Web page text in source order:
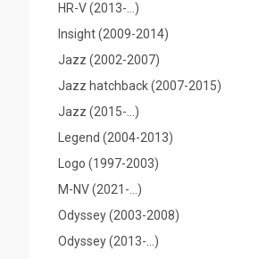
HR-V (2013-...)
Insight (2009-2014)
Jazz (2002-2007)
Jazz hatchback (2007-2015)
Jazz (2015-...)
Legend (2004-2013)
Logo (1997-2003)
M-NV (2021-…)
Odyssey (2003-2008)
Odyssey (2013-...)